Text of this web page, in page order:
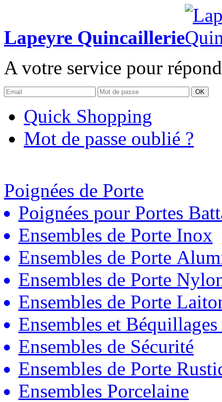
Lapeyre Quincaillerie
A votre service pour
OK
Quick Shopping
Mot de passe oublié ?
Poignées de Porte
Poignées pour Portes
Ensembles de Porte Inox
Ensembles de Porte
Ensembles de Porte
Ensembles de Porte
Ensembles et
Ensembles de Sécurité
Ensembles de Porte
Ensembles Porcelaine